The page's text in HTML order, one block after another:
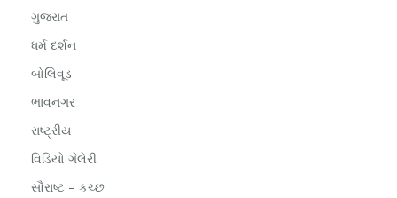
ગુજરાત
ધર્મ દર્શન
બોલિવૂડ
ભાવનગર
રાષ્ટ્રીય
વિડિયો ગેલેરી
સૌરાષ્ટ – કચ્છ